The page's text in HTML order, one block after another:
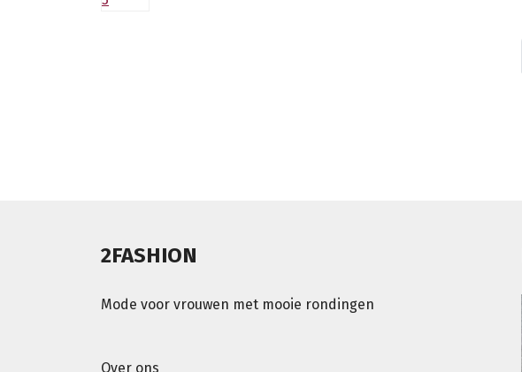
2FASHION
Mode voor vrouwen met mooie rondingen
Over ons